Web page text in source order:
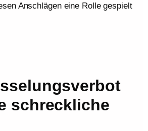
Anschlägen eine Rolle gespielt
schreckliche